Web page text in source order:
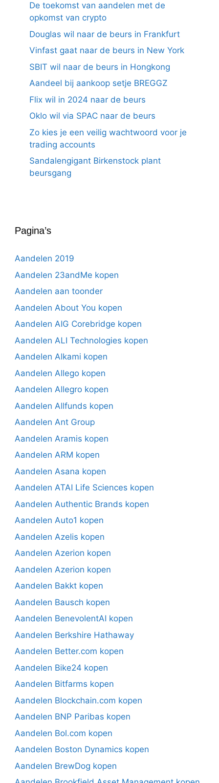
De toekomst van aandelen met de
opkomst van crypto
Douglas wil naar de beurs in Frankfurt
Vinfast gaat naar de beurs in New York
SBIT wil naar de beurs in Hongkong
Aandeel bij aankoop setje BREGGZ
Flix wil in 2024 naar de beurs
Oklo wil via SPAC naar de beurs
Zo kies je een veilig wachtwoord voor je
trading accounts
Sandalengigant Birkenstock plant
beursgang
Pagina’s
Aandelen 2019
Aandelen 23andMe kopen
Aandelen aan toonder
Aandelen About You kopen
Aandelen AIG Corebridge kopen
Aandelen ALI Technologies kopen
Aandelen Alkami kopen
Aandelen Allego kopen
Aandelen Allegro kopen
Aandelen Allfunds kopen
Aandelen Ant Group
Aandelen Aramis kopen
Aandelen ARM kopen
Aandelen Asana kopen
Aandelen ATAI Life Sciences kopen
Aandelen Authentic Brands kopen
Aandelen Auto1 kopen
Aandelen Azelis kopen
Aandelen Azerion kopen
Aandelen Azerion kopen
Aandelen Bakkt kopen
Aandelen Bausch kopen
Aandelen BenevolentAI kopen
Aandelen Berkshire Hathaway
Aandelen Better.com kopen
Aandelen Bike24 kopen
Aandelen Bitfarms kopen
Aandelen Blockchain.com kopen
Aandelen BNP Paribas kopen
Aandelen Bol.com kopen
Aandelen Boston Dynamics kopen
Aandelen BrewDog kopen